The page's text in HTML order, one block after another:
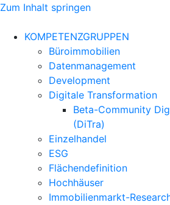
Zum Inhalt springen
KOMPETENZGRUPPEN
Büroimmobilien
Datenmanagement
Development
Digitale Transformation
Beta-Community
(DiTra)
Einzelhandel
ESG
Flächendefinition
Hochhäuser
Immobilienmarkt-